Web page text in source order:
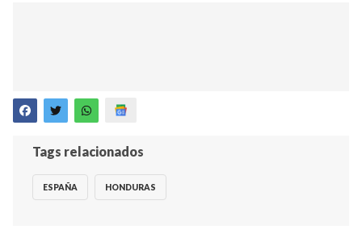
Tags relacionados
ESPAÑA HONDURAS